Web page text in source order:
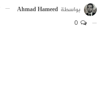
بواسطة Ahmad Hameed